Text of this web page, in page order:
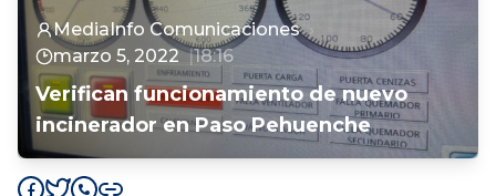
MediaInfo Comunicaciones
marzo 5, 2022
18:16
Verifican funcionamiento de nuevo
incinerador en Paso Pehuenche